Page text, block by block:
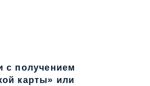
с получением
карты» или